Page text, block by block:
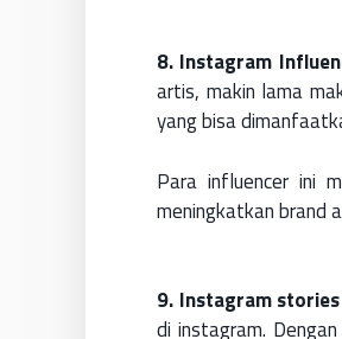
8. Instagram
artis, makin lama
yang bisa
Para influencer ini
meningkatkan brand
9. Instagram
di instagram.